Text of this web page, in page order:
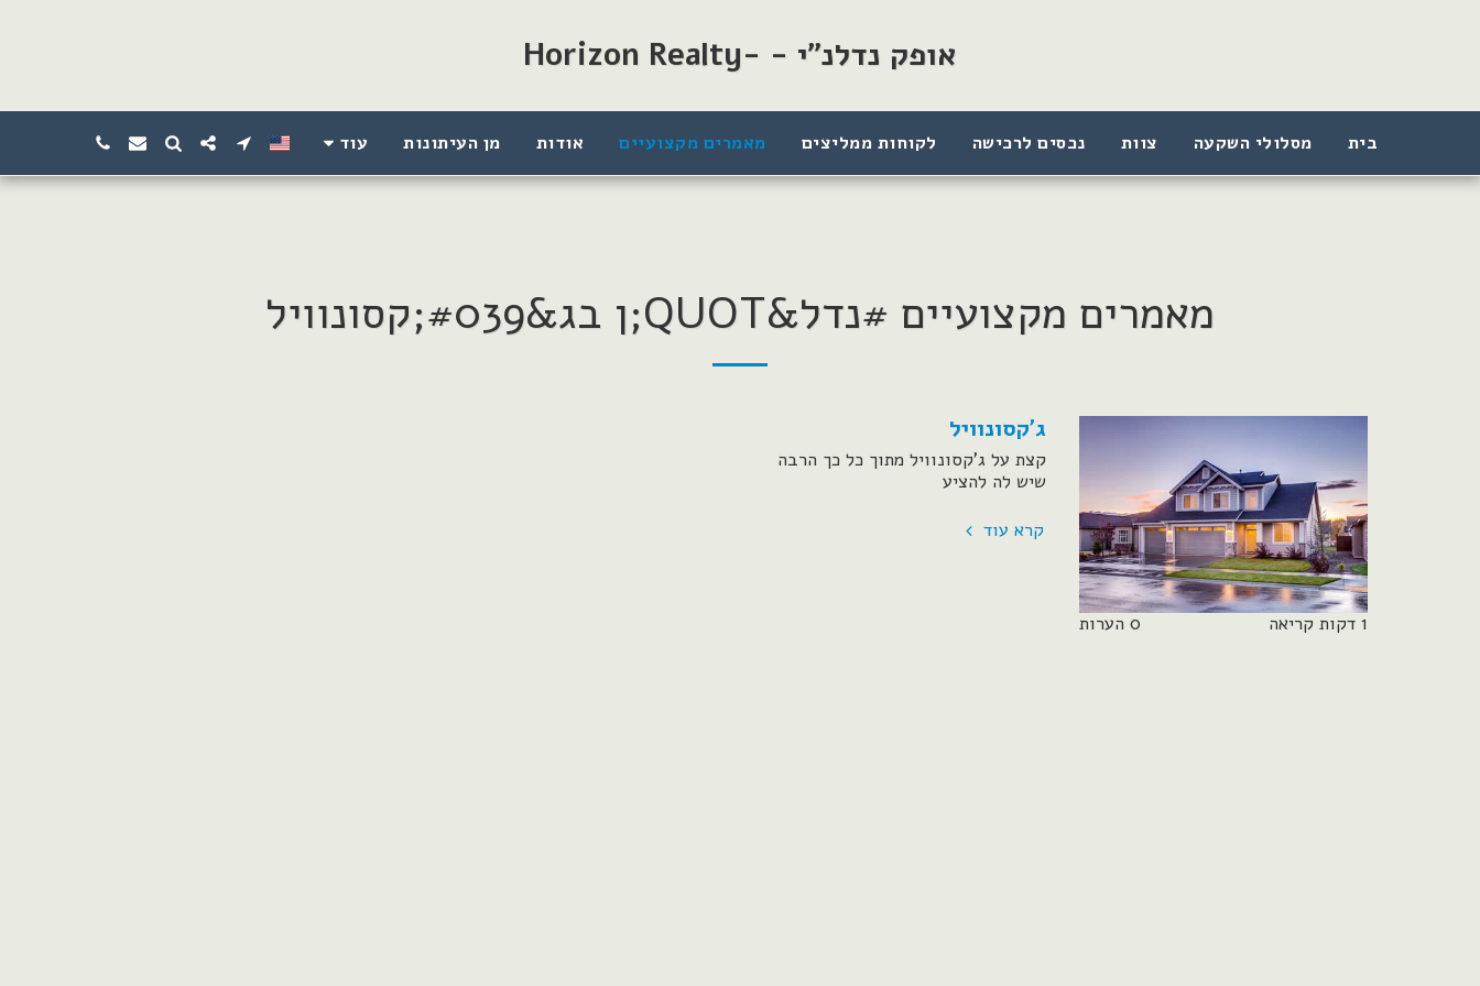
אופק נדלנ"י - -Horizon Realty
בית מסלולי השקעה צוות נכסים לרכישה לקוחות ממליצים מאמרים מקצועיים אודות מן העיתונות עוד
מאמרים מקצועיים #נדל&QUOT;ן בג&#039;קסונוויל
1 דקות קריאה 0 הערות
ג'קסונוויל
קצת על ג'קסונוויל מתוך כל כך הרבה
שיש לה להציע
קרא עוד